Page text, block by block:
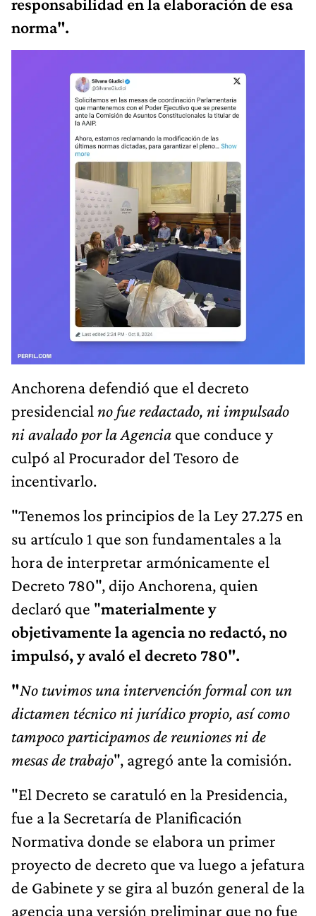
norma".
Anchorena defendió que el decreto
presidencial no fue redactado, ni impulsado
ni avalado por la Agencia que conduce y
culpó al Procurador del Tesoro de
incentivarlo.
"Tenemos los principios de la Ley 27.275 en
su artículo 1 que son fundamentales a la
hora de interpretar armónicamente el
Decreto 780", dijo Anchorena, quien
declaró que "materialmente y
objetivamente la agencia no redactó, no
impulsó, y avaló el decreto 780".
"No tuvimos una intervención formal con un
dictamen técnico ni jurídico propio, así como
tampoco participamos de reuniones ni de
mesas de trabajo", agregó ante la comisión.
"El Decreto se caratuló en la Presidencia,
fue a la Secretaría de Planificación
Normativa donde se elabora un primer
proyecto de decreto que va luego a jefatura
de Gabinete y se gira al buzón general de la
agencia una versión preliminar que no fue